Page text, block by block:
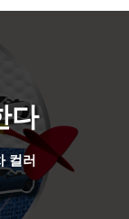
다
컬러